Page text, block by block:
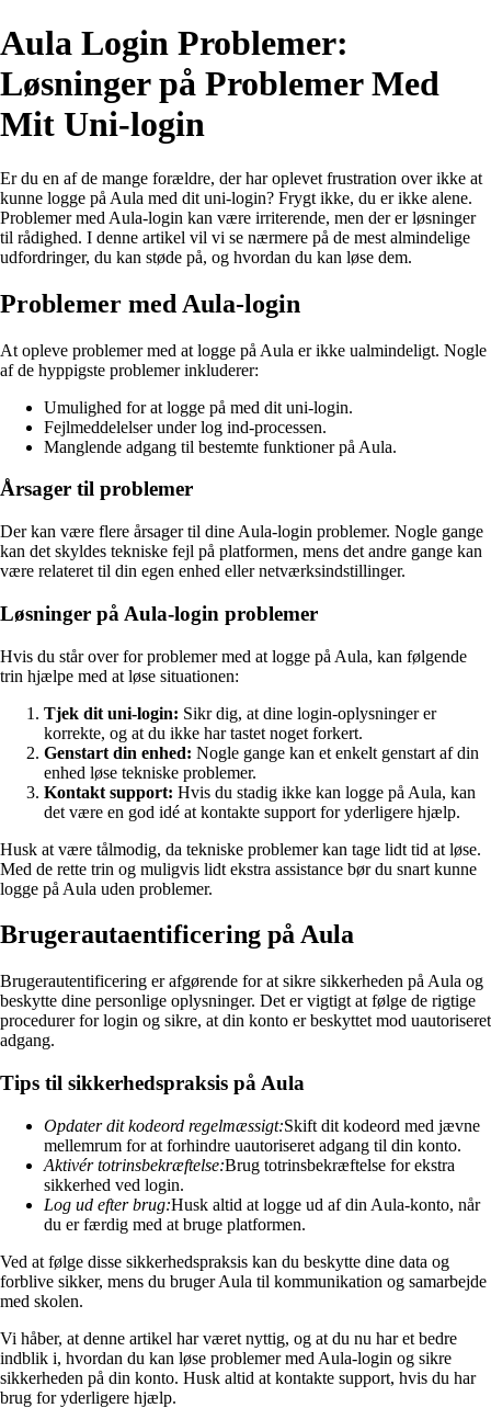
Aula Login Problemer:
Løsninger på Problemer Med
Mit Uni-login
Er du en af de mange forældre, der har oplevet frustration over ikke at
kunne logge på Aula med dit uni-login? Frygt ikke, du er ikke alene.
Problemer med Aula-login kan være irriterende, men der er løsninger
til rådighed. I denne artikel vil vi se nærmere på de mest almindelige
udfordringer, du kan støde på, og hvordan du kan løse dem.
Problemer med Aula-login
At opleve problemer med at logge på Aula er ikke ualmindeligt. Nogle
af de hyppigste problemer inkluderer:
Umulighed for at logge på med dit uni-login.
Fejlmeddelelser under log ind-processen.
Manglende adgang til bestemte funktioner på Aula.
Årsager til problemer
Der kan være flere årsager til dine Aula-login problemer. Nogle gange
kan det skyldes tekniske fejl på platformen, mens det andre gange kan
være relateret til din egen enhed eller netværksindstillinger.
Løsninger på Aula-login problemer
Hvis du står over for problemer med at logge på Aula, kan følgende
trin hjælpe med at løse situationen:
Tjek dit uni-login: Sikr dig, at dine login-oplysninger er
korrekte, og at du ikke har tastet noget forkert.
Genstart din enhed: Nogle gange kan et enkelt genstart af din
enhed løse tekniske problemer.
Kontakt support: Hvis du stadig ikke kan logge på Aula, kan
det være en god idé at kontakte support for yderligere hjælp.
Husk at være tålmodig, da tekniske problemer kan tage lidt tid at løse.
Med de rette trin og muligvis lidt ekstra assistance bør du snart kunne
logge på Aula uden problemer.
Brugerautaentificering på Aula
Brugerautentificering er afgørende for at sikre sikkerheden på Aula og
beskytte dine personlige oplysninger. Det er vigtigt at følge de rigtige
procedurer for login og sikre, at din konto er beskyttet mod uautoriseret
adgang.
Tips til sikkerhedspraksis på Aula
Opdater dit kodeord regelmæssigt:Skift dit kodeord med jævne
mellemrum for at forhindre uautoriseret adgang til din konto.
Aktivér totrinsbekræftelse:Brug totrinsbekræftelse for ekstra
sikkerhed ved login.
Log ud efter brug:Husk altid at logge ud af din Aula-konto, når
du er færdig med at bruge platformen.
Ved at følge disse sikkerhedspraksis kan du beskytte dine data og
forblive sikker, mens du bruger Aula til kommunikation og samarbejde
med skolen.
Vi håber, at denne artikel har været nyttig, og at du nu har et bedre
indblik i, hvordan du kan løse problemer med Aula-login og sikre
sikkerheden på din konto. Husk altid at kontakte support, hvis du har
brug for yderligere hjælp.